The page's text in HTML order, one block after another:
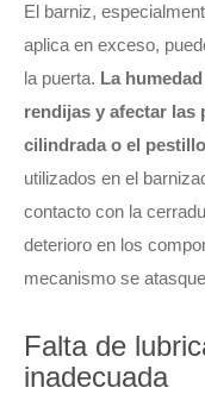
El barniz,
aplica en exceso,
la puerta. La
rendijas y afectar las
cilindrada o el pestillo
utilizados en el
contacto con la
deterioro en los
mecanismo se
Falta de
inadecuada